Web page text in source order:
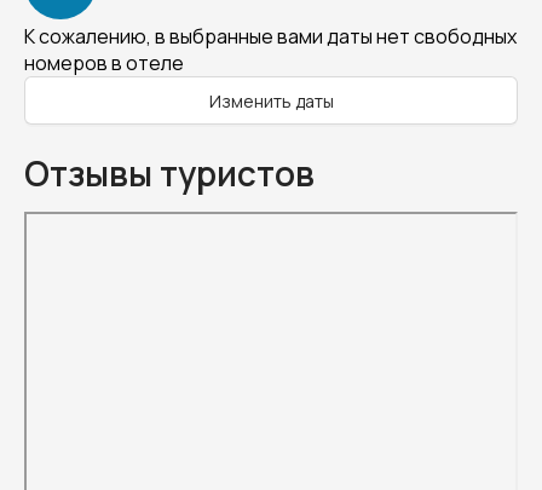
К сожалению, в выбранные вами даты нет свободных
номеров в отеле
Изменить даты
Отзывы туристов